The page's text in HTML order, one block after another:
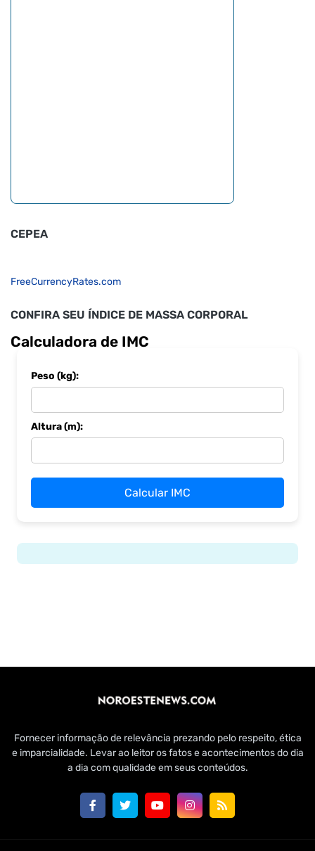
CEPEA
FreeCurrencyRates.com
CONFIRA SEU ÍNDICE DE MASSA CORPORAL
Calculadora de IMC
Peso (kg):
Altura (m):
Calcular IMC
Fornecer informação de relevância prezando pelo respeito, ética
e imparcialidade. Levar ao leitor os fatos e acontecimentos do dia
a dia com qualidade em seus conteúdos.